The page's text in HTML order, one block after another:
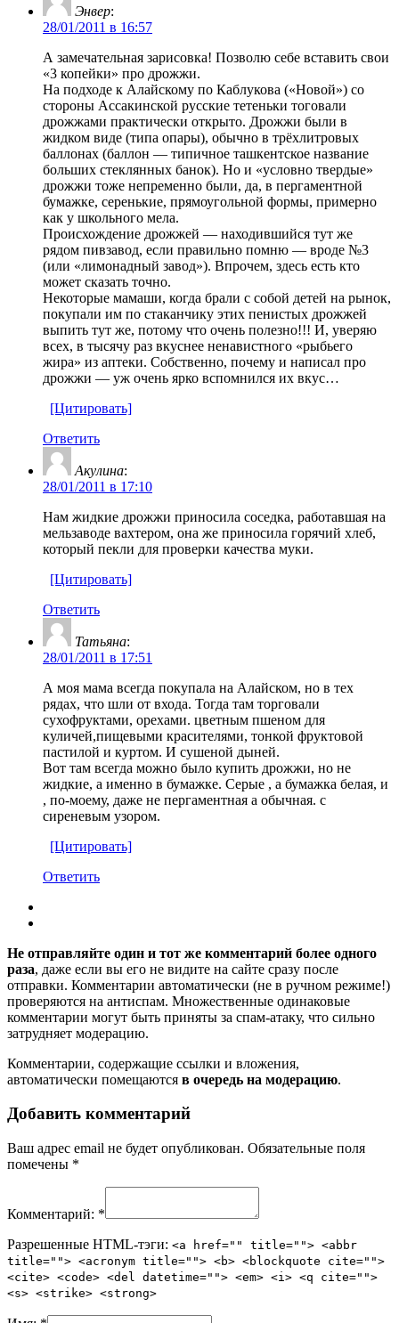
Энвер:
28/01/2011 в 16:57
А замечательная зарисовка! Позволю себе вставить свои
«3 копейки» про дрожжи.
На подходе к Алайскому по Каблукова («Новой») со
стороны Ассакинской русские тетеньки тоговали
дрожжами практически открыто. Дрожжи были в
жидком виде (типа опары), обычно в трёхлитровых
баллонах (баллон — типичное ташкентское название
больших стеклянных банок). Но и «условно твердые»
дрожжи тоже непременно были, да, в пергаментной
бумажке, серенькие, прямоугольной формы, примерно
как у школьного мела.
Происхождение дрожжей — находившийся тут же
рядом пивзавод, если правильно помню — вроде №3
(или «лимонадный завод»). Впрочем, здесь есть кто
может сказать точно.
Некоторые мамаши, когда брали с собой детей на рынок,
покупали им по стаканчику этих пенистых дрожжей
выпить тут же, потому что очень полезно!!! И, уверяю
всех, в тысячу раз вкуснее ненавистного «рыбьего
жира» из аптеки. Собственно, почему и написал про
дрожжи — уж очень ярко вспомнился их вкус…
[Цитировать]
Ответить
Акулина:
28/01/2011 в 17:10
Нам жидкие дрожжи приносила соседка, работавшая на
мельзаводе вахтером, она же приносила горячий хлеб,
который пекли для проверки качества муки.
[Цитировать]
Ответить
Татьяна:
28/01/2011 в 17:51
А моя мама всегда покупала на Алайском, но в тех
рядах, что шли от входа. Тогда там торговали
сухофруктами, орехами. цветным пшеном для
куличей,пищевыми красителями, тонкой фруктовой
пастилой и куртом. И сушеной дыней.
Вот там всегда можно было купить дрожжи, но не
жидкие, а именно в бумажке. Серые , а бумажка белая, и
, по-моему, даже не пергаментная а обычная. с
сиреневым узором.
[Цитировать]
Ответить
Не отправляйте один и тот же комментарий более одного
раза, даже если вы его не видите на сайте сразу после
отправки. Комментарии автоматически (не в ручном режиме!)
проверяются на антиспам. Множественные одинаковые
комментарии могут быть приняты за спам-атаку, что сильно
затрудняет модерацию.
Комментарии, содержащие ссылки и вложения,
автоматически помещаются в очередь на модерацию.
Добавить комментарий
Ваш адрес email не будет опубликован. Обязательные поля
помечены *
Комментарий: *
Разрешенные HTML-тэги: <a href="" title=""> <abbr
title=""> <acronym title=""> <b> <blockquote cite="">
<cite> <code> <del datetime=""> <em> <i> <q cite="">
<s> <strike> <strong>